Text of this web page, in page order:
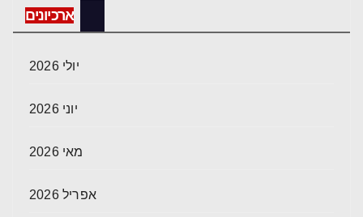
ארכיונים
יולי 2026
יוני 2026
מאי 2026
אפריל 2026